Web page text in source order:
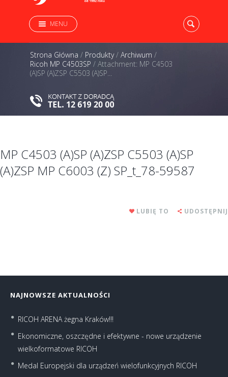
MENU
Strona Główna / Produkty/ Archiwum /
Ricoh MP C4503SP / Attachment: MP C4503
(A)SP (A)ZSP C5503 (A)SP...
MP C4503 (A)SP (A)ZSP C5503 (A)SP
(A)ZSP MP C6003 (Z) SP_t_78-59587
LUBIĘ TO UDOSTĘPNIJ
NAJNOWSZE AKTUALNOŚCI
RICOH ARENA żegna Kraków!!!
Ekonomiczne, oszczędne i efektywne - nowe urządzenie
wielkoformatowe RICOH
Medal Europejski dla urządzeń wielofunkcyjnych RICOH